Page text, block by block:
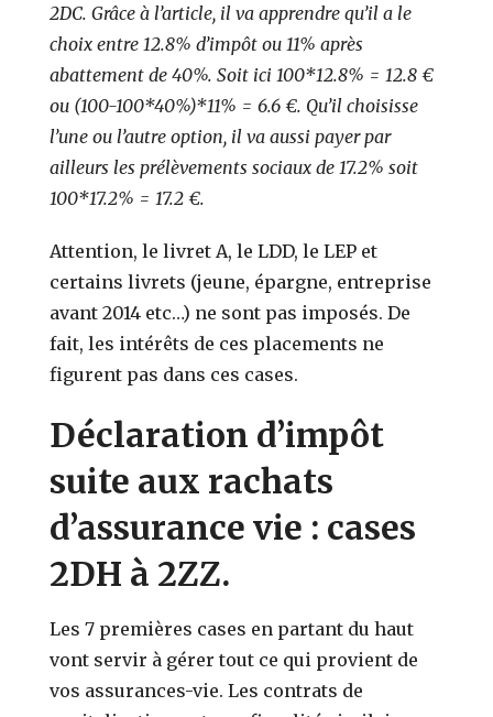
2DC. Grâce à l’article, il va apprendre qu’il a le
choix entre 12.8% d’impôt ou 11% après
abattement de 40%. Soit ici 100*12.8% = 12.8 €
ou (100-100*40%)*11% = 6.6 €. Qu’il choisisse
l’une ou l’autre option, il va aussi payer par
ailleurs les prélèvements sociaux de 17.2% soit
100*17.2% = 17.2 €.
Attention, le livret A, le LDD, le LEP et
certains livrets (jeune, épargne, entreprise
avant 2014 etc…) ne sont pas imposés. De
fait, les intérêts de ces placements ne
figurent pas dans ces cases.
Déclaration d’impôt
suite aux rachats
d’assurance vie : cases
2DH à 2ZZ.
Les 7 premières cases en partant du haut
vont servir à gérer tout ce qui provient de
vos assurances-vie. Les contrats de